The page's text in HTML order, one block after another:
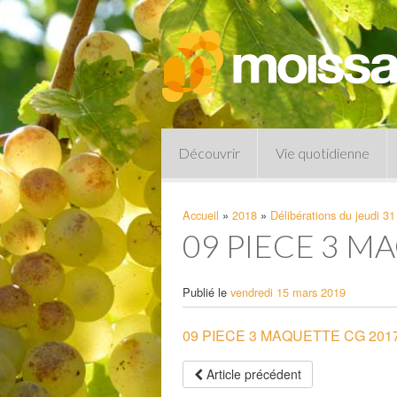
Découvrir Vie quotidienne
Pharmacies de garde
Accueil » 2018 » Délibérations du jeudi
09 PIECE 3
Publié le vendredi 15 mars 2019
09 PIECE 3 MAQUETTE CG
Article précédent